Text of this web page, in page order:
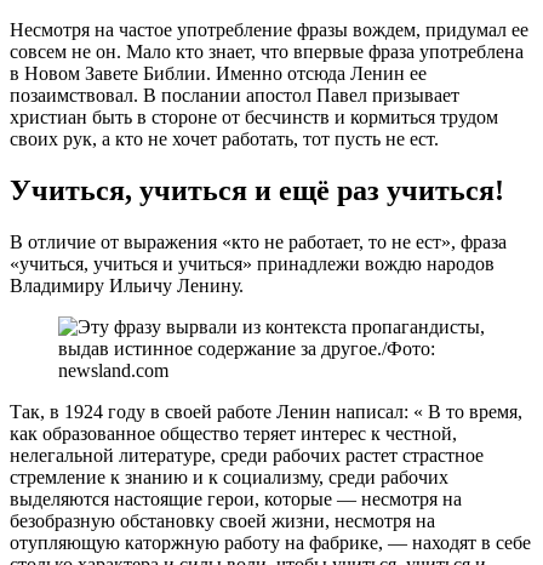
Несмотря на частое употребление фразы вождем, придумал ее
совсем не он. Мало кто знает, что впервые фраза употреблена
в Новом Завете Библии. Именно отсюда Ленин ее
позаимствовал. В послании апостол Павел призывает
христиан быть в стороне от бесчинств и кормиться трудом
своих рук, а кто не хочет работать, тот пусть не ест.
Учиться, учиться и ещё раз учиться!
В отличие от выражения «кто не работает, то не ест», фраза
«учиться, учиться и учиться» принадлежи вождю народов
Владимиру Ильичу Ленину.
Так, в 1924 году в своей работе Ленин написал: « В то время,
как образованное общество теряет интерес к честной,
нелегальной литературе, среди рабочих растет страстное
стремление к знанию и к социализму, среди рабочих
выделяются настоящие герои, которые — несмотря на
безобразную обстановку своей жизни, несмотря на
отупляющую каторжную работу на фабрике, — находят в себе